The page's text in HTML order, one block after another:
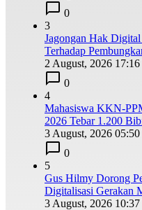
0
3
Jagongan Hak
Terhadap
2 August, 2026
0
4
Mahasiswa KKN-
2026 Tebar 1.200
3 August, 2026
0
5
Gus Hilmy Dorong
Digitalisasi Gerakan
3 August, 2026